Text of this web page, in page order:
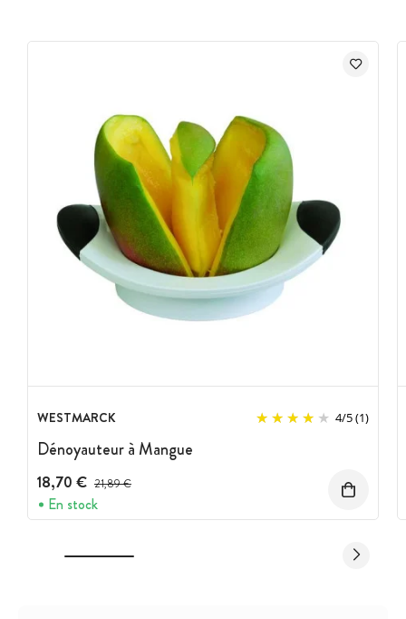
WESTMARCK 4/5(1)
Dénoyauteur à Mangue
18,70 € Prix avant réduction :
21,89 €
En stock